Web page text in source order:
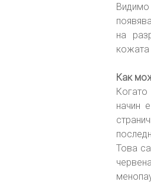
на
кожата
Как
начин
Това